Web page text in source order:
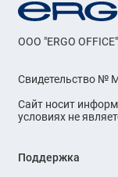
OOO "ERGO OFFICE"
Свидетельство №
Сайт носит
условиях не
Поддержка